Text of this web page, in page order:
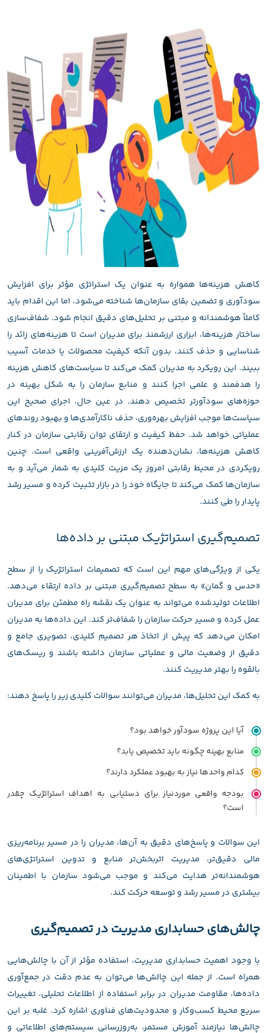
کاهش هزینه‌ها همواره به عنوان یک استراتژی مؤثر برای افزایش
سودآوری و تضمین بقای سازمان‌ها شناخته می‌شود، اما این اقدام باید
کاملاً هوشمندانه و مبتنی بر تحلیل‌های دقیق انجام شود. شفاف‌سازی
ساختار هزینه‌ها، ابزاری ارزشمند برای مدیران است تا هزینه‌های زائد را
شناسایی و حذف کنند، بدون آنکه کیفیت محصولات یا خدمات آسیب
ببیند. این رویکرد به مدیران کمک می‌کند تا سیاست‌های کاهش هزینه
را هدفمند و علمی اجرا کنند و منابع سازمان را به شکل بهینه در
حوزه‌های سودآورتر تخصیص دهند. در عین حال، اجرای صحیح این
سیاست‌ها موجب افزایش بهره‌وری، حذف ناکارآمدی‌ها و بهبود روندهای
عملیاتی خواهد شد. حفظ کیفیت و ارتقای توان رقابتی سازمان در کنار
کاهش هزینه‌ها، نشان‌دهنده یک ارزش‌آفرینی واقعی است. چنین
رویکردی در محیط رقابتی امروز یک مزیت کلیدی به شمار می‌آید و به
سازمان‌ها کمک می‌کند تا جایگاه خود را در بازار تثبیت کرده و مسیر رشد
پایدار را طی کنند.
تصمیم‌گیری استراتژیک مبتنی بر داده‌ها
یکی از ویژگی‌های مهم این است که تصمیمات استراتژیک را از سطح
«حدس و گمان» به سطح تصمیم‌گیری مبتنی بر داده ارتقاء می‌دهد.
اطلاعات تولیدشده می‌تواند به عنوان یک نقشه راه مطمئن برای مدیران
عمل کرده و مسیر حرکت سازمان را شفاف‌تر کند. این داده‌ها به مدیران
امکان می‌دهد که پیش از اتخاذ هر تصمیم کلیدی، تصویری جامع و
دقیق از وضعیت مالی و عملیاتی سازمان داشته باشند و ریسک‌های
بالقوه را بهتر مدیریت کنند.
به کمک این تحلیل‌ها، مدیران می‌توانند سوالات کلیدی زیر را پاسخ دهند:
آیا این پروژه سودآور خواهد بود؟
منابع بهینه چگونه باید تخصیص یابد؟
کدام واحدها نیاز به بهبود عملکرد دارند؟
بودجه واقعی موردنیاز برای دستیابی به اهداف استراتژیک چقدر
است؟
این سوالات و پاسخ‌های دقیق به آن‌ها، مدیران را در مسیر برنامه‌ریزی
مالی دقیق‌تر، مدیریت اثربخش‌تر منابع و تدوین استراتژی‌های
هوشمندانه‌تر هدایت می‌کند و موجب می‌شود سازمان با اطمینان
بیشتری در مسیر رشد و توسعه حرکت کند.
چالش‌هایحسابداری مدیریت در تصمیم‌گیری
با وجود اهمیت حسابداری مدیریت، استفاده مؤثر از آن با چالش‌هایی
همراه است. از جمله این چالش‌ها می‌توان به عدم دقت در جمع‌آوری
داده‌ها، مقاومت مدیران در برابر استفاده از اطلاعات تحلیلی، تغییرات
سریع محیط کسب‌وکار و محدودیت‌های فناوری اشاره کرد. غلبه بر این
چالش‌ها نیازمند آموزش مستمر، به‌روزرسانی سیستم‌های اطلاعاتی و